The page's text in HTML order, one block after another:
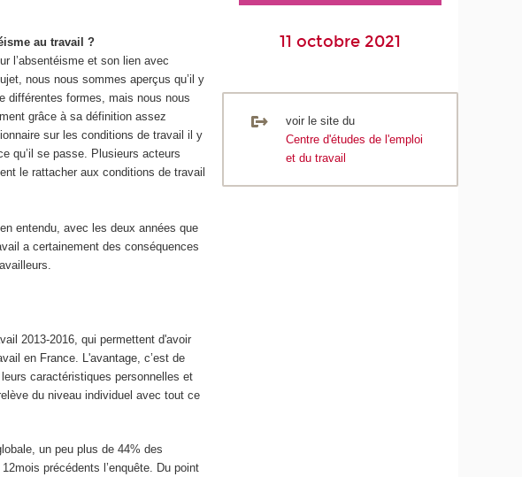
au travail ?
l’absentéisme et son lien avec
nous nous sommes aperçus qu’il y
différentes formes, mais nous nous
grâce à sa définition assez
sur les conditions de travail il y
qu’il se passe. Plusieurs acteurs
le rattacher aux conditions de travail
entendu, avec les deux années que
a certainement des conséquences
2013-2016, qui permettent d'avoir
en France. L'avantage, c’est de
caractéristiques personnelles et
du niveau individuel avec tout ce
un peu plus de 44% des
précédents l’enquête. Du point
11 octobre 2021
voir le site du
Centre d'études de l'emploi
et du travail